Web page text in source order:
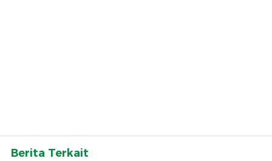
Berita Terkait